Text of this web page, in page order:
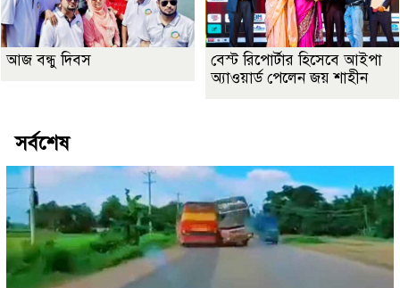
আজ বন্ধু দিবস
বেস্ট রিপোর্টার হিসেবে আইপা
অ্যাওয়ার্ড পেলেন জয় শাহীন
সর্বশেষ